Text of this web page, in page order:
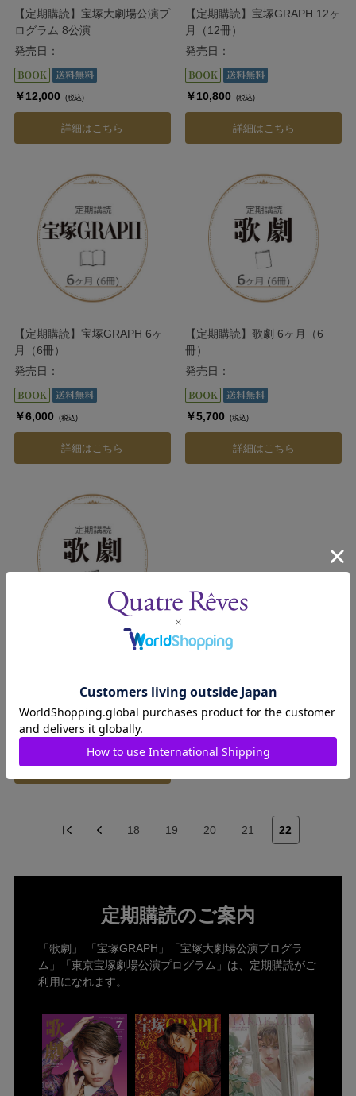
【定期購読】宝塚大劇場公演プ
ログラム 8公演
発売日：―
￥12,000 (税込)
詳細はこちら
【定期購読】宝塚GRAPH 12ヶ
月（12冊）
発売日：―
￥10,800 (税込)
詳細はこちら
【定期購読】宝塚GRAPH 6ヶ
月（6冊）
発売日：―
￥6,000 (税込)
詳細はこちら
【定期購読】歌劇 6ヶ月（6
冊）
発売日：―
￥5,700 (税込)
詳細はこちら
【定期購読】歌劇 12ヶ月（12
冊）
￥10,200 (税込)
詳細はこちら
18 19 20 21 22
定期購読のご案内
「歌劇」 「宝塚GRAPH」「宝塚大劇場公演プログラ
ム」「東京宝塚劇場公演プログラム」は、定期購読がご
利用になれます。